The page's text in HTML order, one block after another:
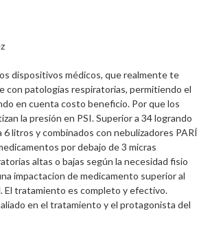
dispositivos médicos, que realmente te
con patologías respiratorias, permitiendo el
en cuenta costo beneficio. Por que los
la presión en PSI. Superior a 34 logrando
litros y combinados con nebulizadores PARÍ
por debajo de 3 micras
altas o bajas según la necesidad fisio
impactacion de medicamento superior al
El tratamiento es completo y efectivo.
en el tratamiento y el protagonista del